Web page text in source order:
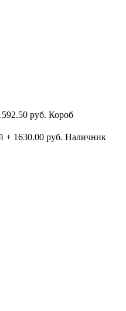
Короб
Наличник